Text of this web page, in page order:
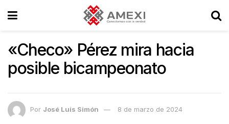
«Checo» Pérez mira hacia
posible bicampeonato
Por José Luis Simón 8 de marzo de 2024